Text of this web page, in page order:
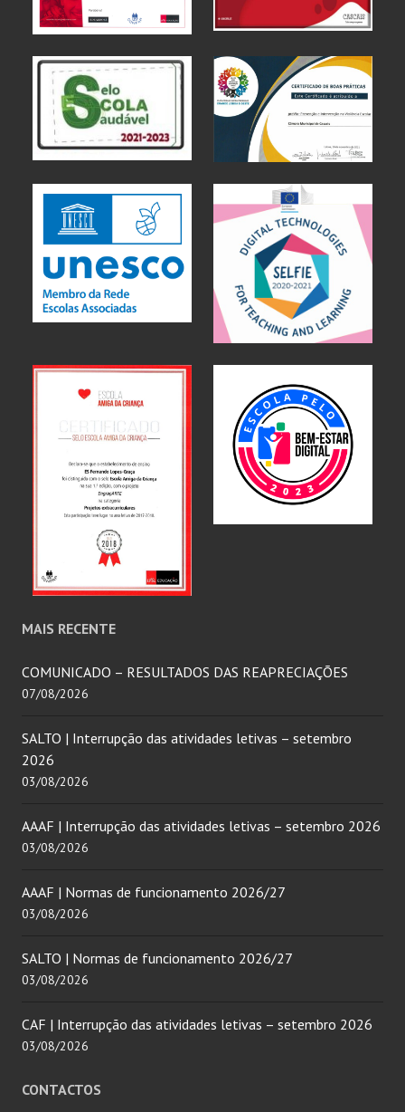
MAIS RECENTE
COMUNICADO – RESULTADOS DAS REAPRECIAÇÕES
07/08/2026
SALTO | Interrupção das atividades letivas – setembro
2026
03/08/2026
AAAF | Interrupção das atividades letivas – setembro 2026
03/08/2026
AAAF | Normas de funcionamento 2026/27
03/08/2026
SALTO | Normas de funcionamento 2026/27
03/08/2026
CAF | Interrupção das atividades letivas – setembro 2026
03/08/2026
CONTACTOS